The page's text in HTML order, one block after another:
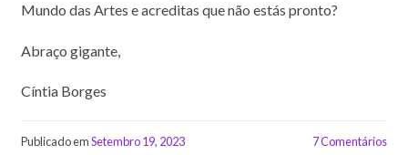
Mundo das Artes e acreditas que não estás pronto?
Abraço gigante,
Cíntia Borges
Publicado emSetembro 19, 2023 7 Comentários